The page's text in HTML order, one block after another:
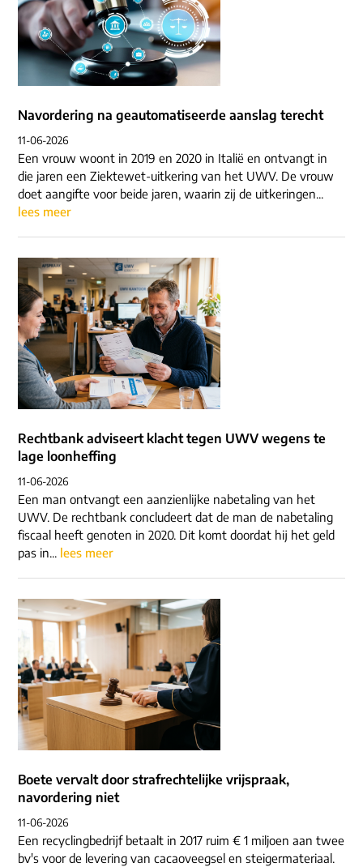
Navordering na geautomatiseerde aanslag terecht
11-06-2026
Een vrouw woont in 2019 en 2020 in Italië en ontvangt in
die jaren een Ziektewet-uitkering van het UWV. De vrouw
doet aangifte voor beide jaren, waarin zij de uitkeringen...
lees meer
Rechtbank adviseert klacht tegen UWV wegens te
lage loonheffing
11-06-2026
Een man ontvangt een aanzienlijke nabetaling van het
UWV. De rechtbank concludeert dat de man de nabetaling
fiscaal heeft genoten in 2020. Dit komt doordat hij het geld
pas in... lees meer
Boete vervalt door strafrechtelijke vrijspraak,
navordering niet
11-06-2026
Een recyclingbedrijf betaalt in 2017 ruim € 1 miljoen aan twee
bv's voor de levering van cacaoveegsel en steigermateriaal.